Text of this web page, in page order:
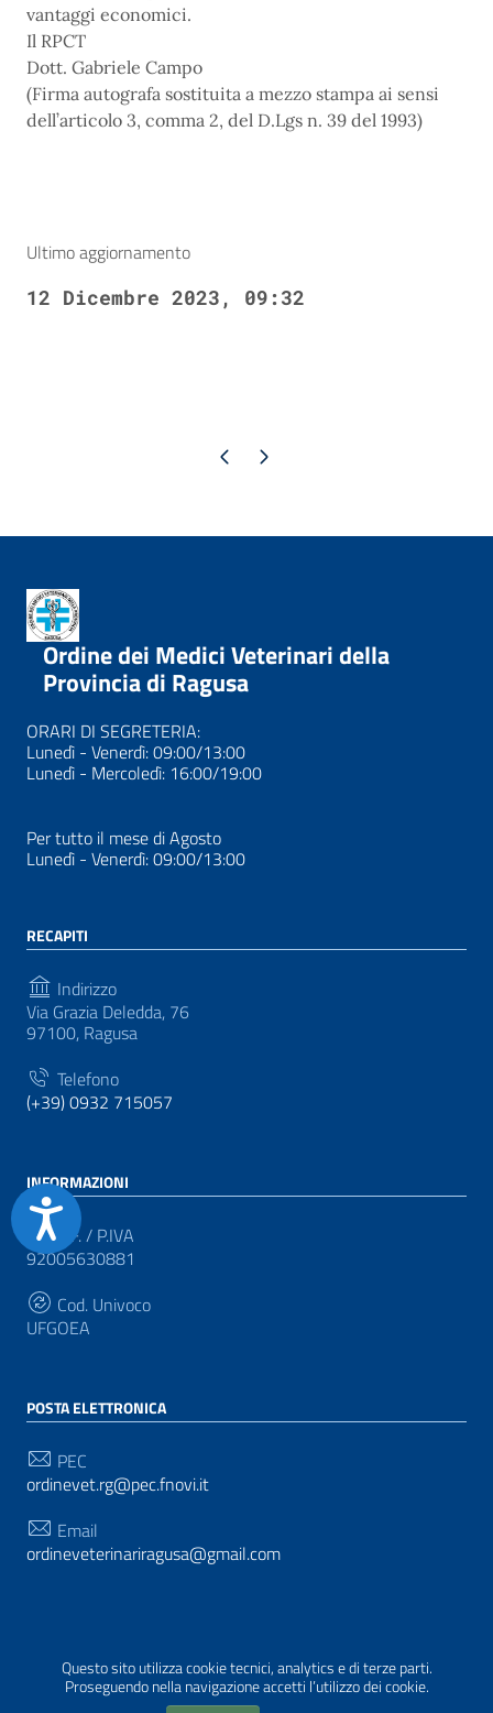
Accessibilità
Questo sito utilizza cookie tecnici, analytics e di terze parti.
Proseguendo nella navigazione accetti l’utilizzo dei cookie.
vantaggi economici.
Il RPCT
Dott. Gabriele Campo
(Firma autografa sostituita a mezzo stampa ai sensi
dell’articolo 3, comma 2, del D.Lgs n. 39 del 1993)
Ultimo aggiornamento
12 Dicembre 2023, 09:32
Pagina precedente
Pagina successiva
Ordine dei Medici Veterinari della
Provincia di Ragusa
ORARI DI SEGRETERIA:
Lunedì - Venerdì: 09:00/13:00
Lunedì - Mercoledì: 16:00/19:00
Per tutto il mese di Agosto
Lunedì - Venerdì: 09:00/13:00
RECAPITI
Indirizzo
Via Grazia Deledda, 76
97100, Ragusa
Telefono
(+39) 0932 715057
INFORMAZIONI
C.F. / P.IVA
92005630881
Cod. Univoco
UFGOEA
POSTA ELETTRONICA
PEC
ordinevet.rg@pec.fnovi.it
Email
ordineveterinariragusa@gmail.com
Sezione Link Utili
Privacy | Cookie policy | Note legali | Realizzato da